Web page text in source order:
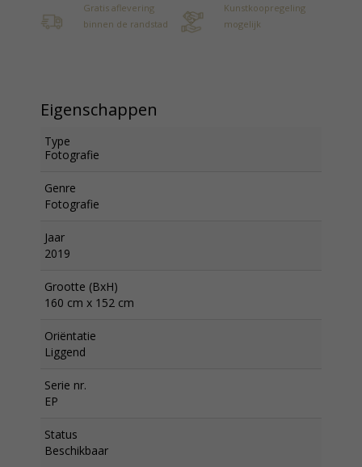
Gratis aflevering
binnen de randstad
Kunstkoopregeling
mogelijk
Eigenschappen
Type
Fotografie
Genre
Fotografie
Jaar
2019
Grootte (BxH)
160 cm x 152 cm
Oriëntatie
Liggend
Serie nr.
EP
Status
Beschikbaar